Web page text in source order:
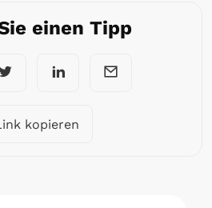
einen Tipp
kopieren